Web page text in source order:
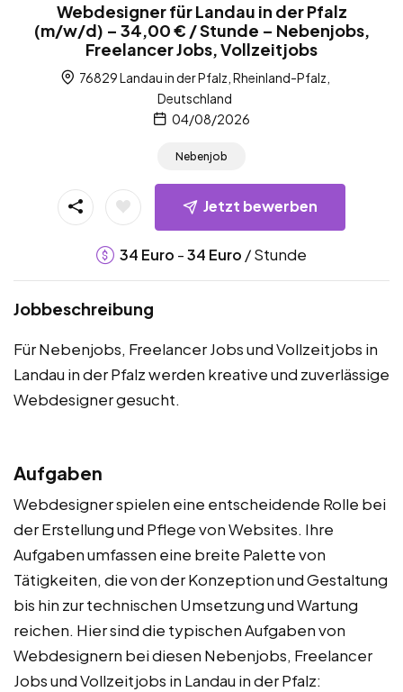
Webdesigner für Landau in der Pfalz
(m/w/d) – 34,00 € / Stunde – Nebenjobs,
Freelancer Jobs, Vollzeitjobs
76829 Landau in der Pfalz, Rheinland-Pfalz,
Deutschland
04/08/2026
Nebenjob
Jetzt bewerben
34 Euro -34 Euro / Stunde
Jobbeschreibung
Für Nebenjobs, Freelancer Jobs und Vollzeitjobs in
Landau in der Pfalz werden kreative und zuverlässige
Webdesigner gesucht.
Aufgaben
Webdesigner spielen eine entscheidende Rolle bei
der Erstellung und Pflege von Websites. Ihre
Aufgaben umfassen eine breite Palette von
Tätigkeiten, die von der Konzeption und Gestaltung
bis hin zur technischen Umsetzung und Wartung
reichen. Hier sind die typischen Aufgaben von
Webdesignern bei diesen Nebenjobs, Freelancer
Jobs und Vollzeitjobs in Landau in der Pfalz: